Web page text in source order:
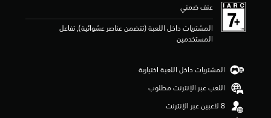
ا
ت
عنف ضمني
المشتريات داخل اللعبة (تتضمن عناصر عشوائية), تفاعل
المستخدمين
المشتريات داخل اللعبة اختيارية
اللعب عبر الإنترنت مطلوب